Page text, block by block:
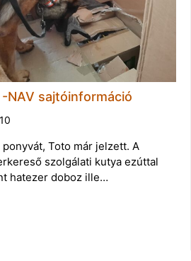
NAV sajtóinformáció
Toto már jelzett. A
szolgálati kutya ezúttal
hatezer doboz ille…